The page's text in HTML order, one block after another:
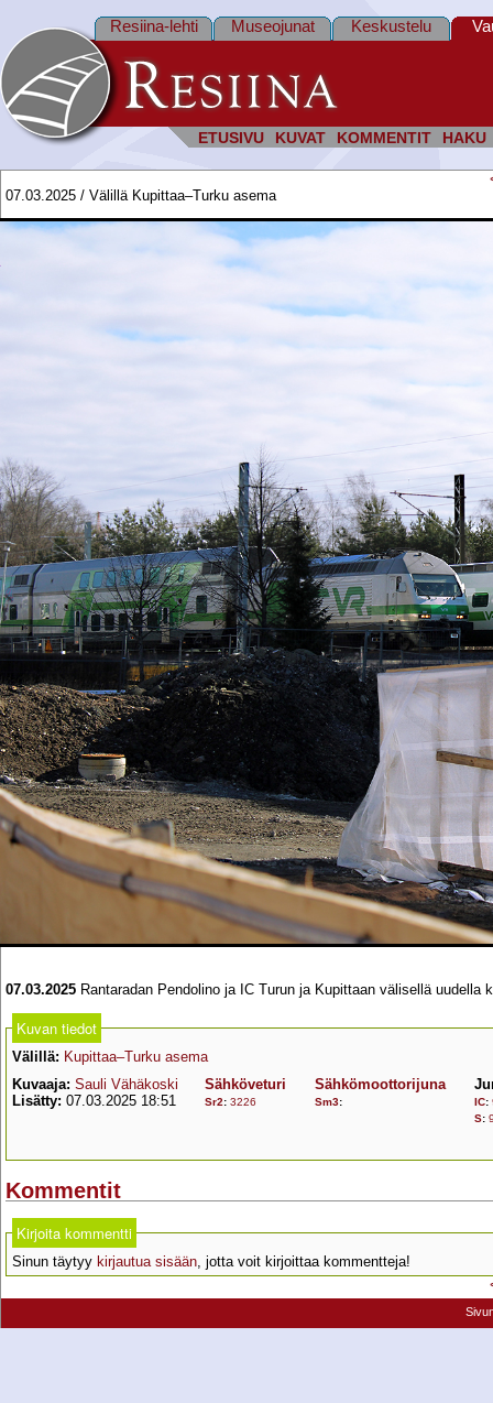
ETUSIVU KUVAT KOMMENTIT HAKU
Resiina-lehti Museojunat Keskustelu
07.03.2025 / Välillä Kupittaa–Turku asema
07.03.2025 Rantaradan Pendolino ja IC Turun ja Kupittaan välisellä uudella
Kuvan tiedot
Välillä: Kupittaa–Turku asema
Kuvaaja: Sauli Vähäkoski
Lisätty: 07.03.2025 18:51
Sähköveturi
Sr2: 3226
Sähkömoottorijuna
Sm3: IC:
S:
Kommentit
Kirjoita kommentti
Sinun täytyy kirjautua sisään , jotta voit kirjoittaa kommentteja!